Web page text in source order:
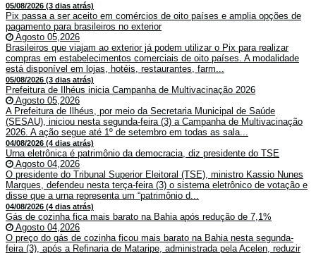
05/08/2026 (3 dias atrás)
Pix passa a ser aceito em comércios de oito países e amplia opções de
pagamento para brasileiros no exterior
Agosto 05,2026
Brasileiros que viajam ao exterior já podem utilizar o Pix para realizar
compras em estabelecimentos comerciais de oito países. A modalidade
está disponível em lojas, hotéis, restaurantes, farm...
05/08/2026 (3 dias atrás)
Prefeitura de Ilhéus inicia Campanha de Multivacinação 2026
Agosto 05,2026
A Prefeitura de Ilhéus, por meio da Secretaria Municipal de Saúde
(SESAU), iniciou nesta segunda-feira (3) a Campanha de Multivacinação
2026. A ação segue até 1º de setembro em todas as sala...
04/08/2026 (4 dias atrás)
Urna eletrônica é patrimônio da democracia, diz presidente do TSE
Agosto 04,2026
O presidente do Tribunal Superior Eleitoral (TSE), ministro Kassio Nunes
Marques, defendeu nesta terça-feira (3) o sistema eletrônico de votação e
disse que a urna representa um “patrimônio d...
04/08/2026 (4 dias atrás)
Gás de cozinha fica mais barato na Bahia após redução de 7,1%
Agosto 04,2026
O preço do gás de cozinha ficou mais barato na Bahia nesta segunda-
feira (3), após a Refinaria de Mataripe, administrada pela Acelen, reduzir